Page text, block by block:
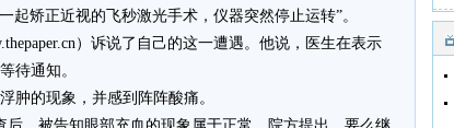
矫正近视的飞秒激光手术，仪器突然停止运转”。
）诉说了自己的这一遭遇。他说，医生在表示
待通知。
的现象，并感到阵阵酸痛。